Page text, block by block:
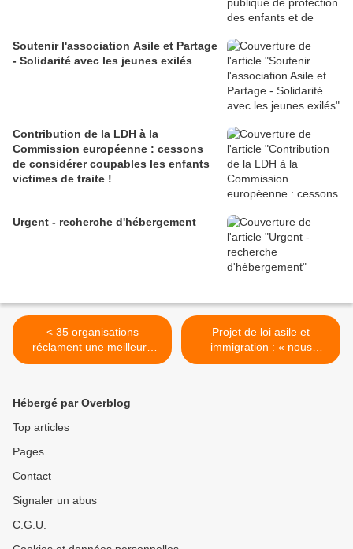
Soutenir l'association Asile et Partage
- Solidarité avec les jeunes exilés
Contribution de la LDH à la
Commission européenne : cessons
de considérer coupables les enfants
victimes de traite !
Urgent - recherche d'hébergement
< 35 organisations
réclament une meilleure
protection des mineurs
Projet de loi asile et
immigration : « nous
n’avons pas besoin de ce
Hébergé par Overblog
Top articles
Pages
Contact
Signaler un abus
C.G.U.